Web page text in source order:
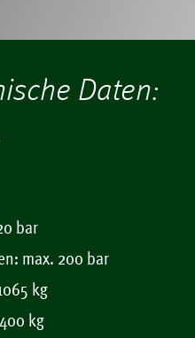
Daten:
bar
max. 200 bar
kg
kg